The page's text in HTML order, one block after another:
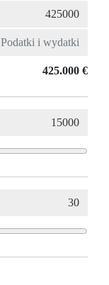
425.000 €